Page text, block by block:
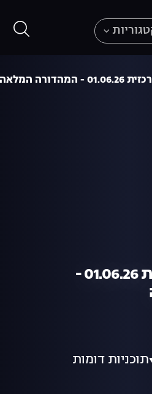
המלאה
המהדורה המרכזית 01.06.26 -
תוכניות דומות